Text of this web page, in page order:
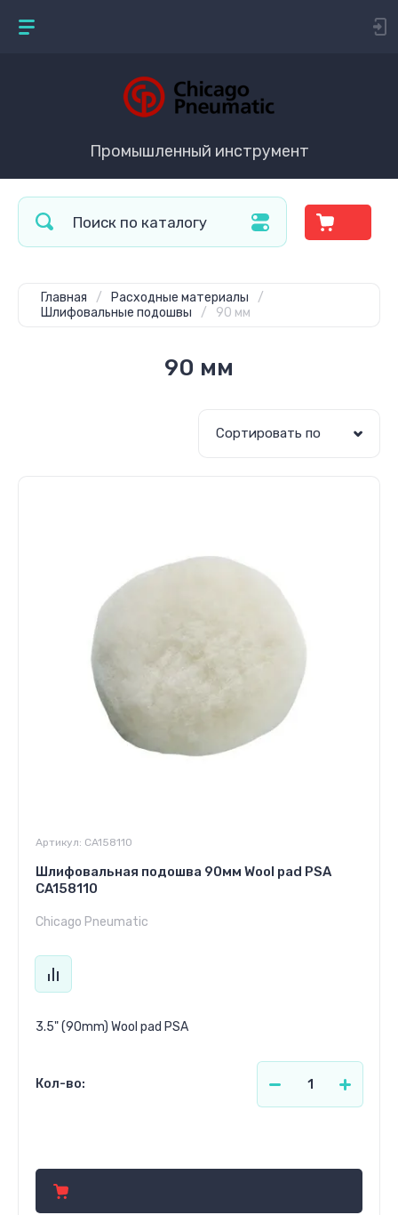
Промышленный инструмент
Главная / Расходные материалы
/
Шлифовальные подошвы
/ 90 мм
90 мм
Сортировать по
Артикул: CA158110
Шлифовальная подошва 90мм Wool pad PSA
CA158110
Chicago Pneumatic
3.5" (90mm) Wool pad PSA
Кол-во: